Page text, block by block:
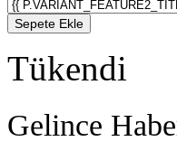
Sepete Ekle
Tükendi
Gelince